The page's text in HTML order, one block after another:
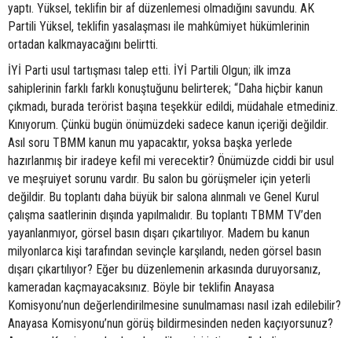
yaptı. Yüksel, teklifin bir af düzenlemesi olmadığını savundu. AK
Partili Yüksel, teklifin yasalaşması ile mahkûmiyet hükümlerinin
ortadan kalkmayacağını belirtti.
İYİ Parti usul tartışması talep etti. İYİ Partili Olgun; ilk imza
sahiplerinin farklı farklı konuştuğunu belirterek; “Daha hiçbir kanun
çıkmadı, burada terörist başına teşekkür edildi, müdahale etmediniz.
Kınıyorum. Çünkü bugün önümüzdeki sadece kanun içeriği değildir.
Asıl soru TBMM kanun mu yapacaktır, yoksa başka yerlede
hazırlanmış bir iradeye kefil mi verecektir? Önümüzde ciddi bir usul
ve meşruiyet sorunu vardır. Bu salon bu görüşmeler için yeterli
değildir. Bu toplantı daha büyük bir salona alınmalı ve Genel Kurul
çalışma saatlerinin dışında yapılmalıdır. Bu toplantı TBMM TV’den
yayanlanmıyor, görsel basın dışarı çıkartılıyor. Madem bu kanun
milyonlarca kişi tarafından sevinçle karşılandı, neden görsel basın
dışarı çıkartılıyor? Eğer bu düzenlemenin arkasında duruyorsanız,
kameradan kaçmayacaksınız. Böyle bir teklifin Anayasa
Komisyonu’nun değerlendirilmesine sunulmaması nasıl izah edilebilir?
Anayasa Komisyonu’nun görüş bildirmesinden neden kaçıyorsunuz?